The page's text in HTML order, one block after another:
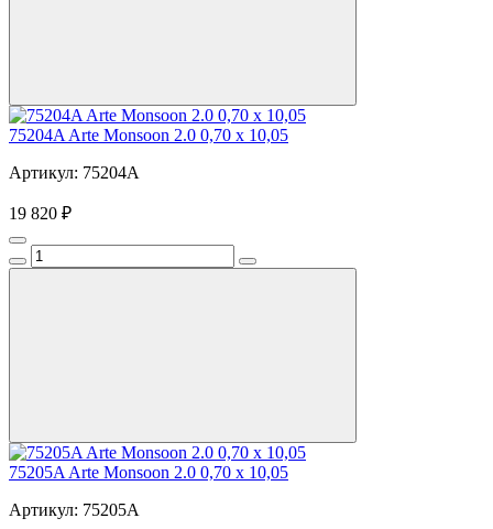
75204A Arte Monsoon 2.0 0,70 х 10,05
Артикул: 75204A
19 820 ₽
75205A Arte Monsoon 2.0 0,70 х 10,05
Артикул: 75205A